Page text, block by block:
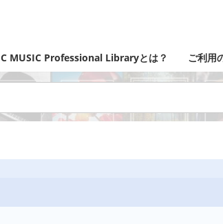
C MUSIC Professional Libraryとは？ ご利用